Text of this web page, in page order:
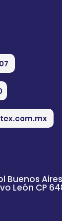
Buenos Aires
León CP